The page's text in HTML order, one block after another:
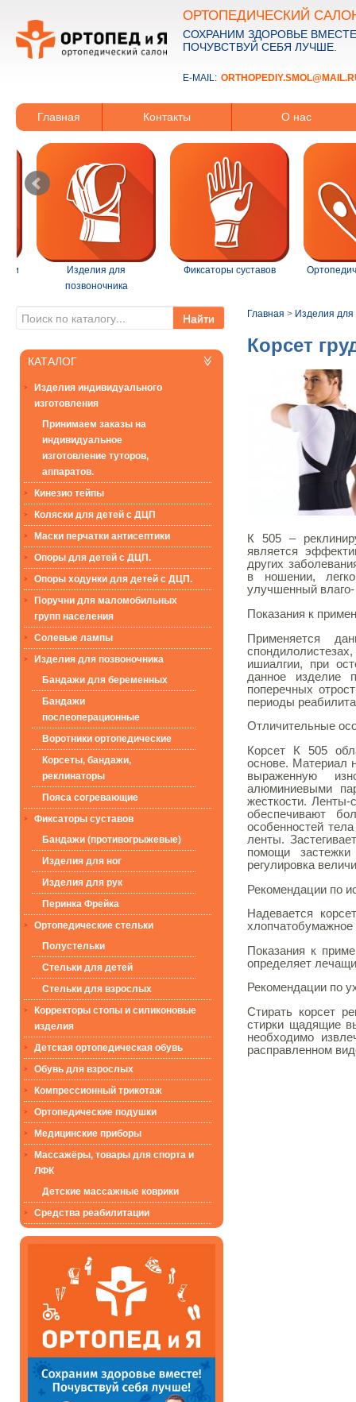
ОРТОПЕДИЧЕСКИЙ
СОХРАНИМ ЗДОРОВЬЕ
ПОЧУВСТВУЙ СЕБЯ ЛУЧШЕ.
E-MAIL:
Главная Контакты О нас
Изделия для
позвоночника
Фиксаторы суставов
Найти
КАТАЛОГ
Изделия индивидуального
изготовления
Принимаем заказы на
индивидуальное
изготовление туторов,
аппаратов.
Кинезио тейпы
Коляски для детей с ДЦП
Маски перчатки антисептики
Опоры для детей с ДЦП.
Опоры ходунки для детей с ДЦП.
Поручни для маломобильных
групп населения
Солевые лампы
Изделия для позвоночника
Бандажи для беременных
Бандажи
послеоперационные
Воротники ортопедические
Корсеты, бандажи,
реклинаторы
Пояса согревающие
Фиксаторы суставов
Бандажи (противогрыжевые)
Изделия для ног
Изделия для рук
Перинка Фрейка
Ортопедические стельки
Полустельки
Стельки для детей
Стельки для взрослых
Корректоры стопы и силиконовые
изделия
Детская ортопедическая обувь
Обувь для взрослых
Компрессионный трикотаж
Ортопедические подушки
Медицинские приборы
Массажёры, товары для спорта и
ЛФК
Детские массажные коврики
Средства реабилитации
Главная > Изделия для
Корсет
К 505 –
является
других
в ношении,
улучшенный
Показания к
Применяется
ишиалгии, при
данное изделие
поперечных
периоды
Отличительные
Корсет К 505
основе. Материал
выраженную
алюминиевыми
жесткости. Ленты-
обеспечивают
особенностей
ленты.
помощи
регулировка
Рекомендации по
Надевается
хлопчатобумажное
Показания к
определяет
Рекомендации по
Стирать корсет
стирки щадящие
необходимо
расправленном